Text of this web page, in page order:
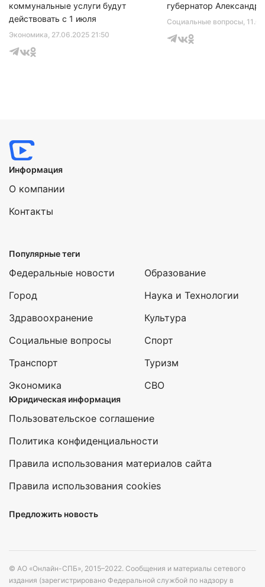
Экономика, 27.06.2025 21:50
коммунальные услуги будут
действовать с 1 июля
Социальные вопросы,
губернатор Александр
Информация
О компании
Контакты
Популярные теги
Федеральные новости
Город
Здравоохранение
Социальные вопросы
Транспорт
Экономика
Образование
Наука и Технологии
Культура
Спорт
Туризм
СВО
Юридическая информация
Пользовательское соглашение
Политика конфиденциальности
Правила использования материалов сайта
Правила использования cookies
Предложить новость
© АО «Онлайн-СПБ», 2015–2022. Сообщения и материалы сетевого
издания (зарегистрировано Федеральной службой по надзору в